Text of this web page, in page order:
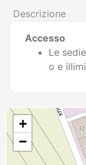
Descrizione
Accesso
Le
o e
+
−